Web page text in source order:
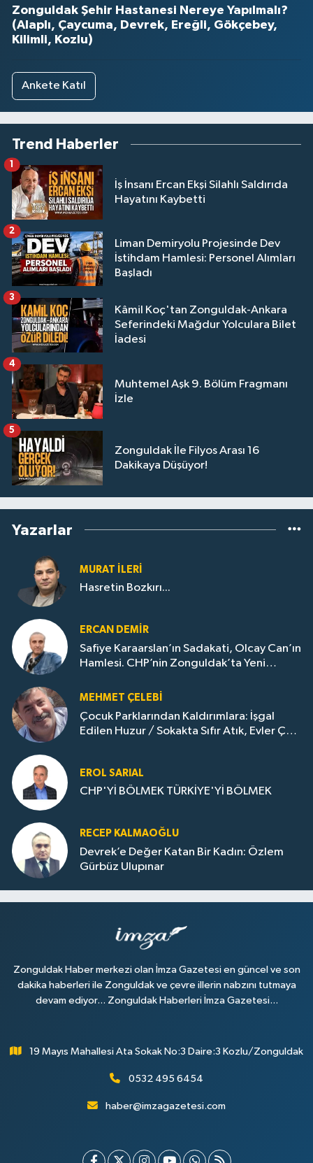
Zonguldak Şehir Hastanesi Nereye Yapılmalı?
(Alaplı, Çaycuma, Devrek, Ereğli, Gökçebey,
Kilimli, Kozlu)
Ankete Katıl
Trend Haberler
İş İnsanı Ercan Ekşi Silahlı Saldırıda
Hayatını Kaybetti
1
Liman Demiryolu Projesinde Dev
İstihdam Hamlesi: Personel Alımları
Başladı
2
Kâmil Koç'tan Zonguldak-Ankara
Seferindeki Mağdur Yolculara Bilet
İadesi
3
Muhtemel Aşk 9. Bölüm Fragmanı
İzle
4
Zonguldak İle Filyos Arası 16
Dakikaya Düşüyor!
5
Yazarlar
MURAT İLERI
Hasretin Bozkırı...
ERCAN DEMIR
Safiye Karaarslan’ın Sadakati, Olcay Can’ın
Hamlesi. CHP’nin Zonguldak’ta Yeni
MEHMET ÇELEBI
Çocuk Parklarından Kaldırımlara: İşgal
Edilen Huzur / Sokakta Sıfır Atık, Evler Çöp
EROL SARIAL
CHP'Yİ BÖLMEK TÜRKİYE'Yİ BÖLMEK
RECEP KALMAOĞLU
Devrek’e Değer Katan Bir Kadın: Özlem
Gürbüz Ulupınar
Zonguldak Haber merkezi olan İmza Gazetesi en güncel ve son
dakika haberleri ile Zonguldak ve çevre illerin nabzını tutmaya
devam ediyor... Zonguldak Haberleri İmza Gazetesi...
19 Mayıs Mahallesi Ata Sokak No:3 Daire:3 Kozlu/Zonguldak
0532 495 6454
haber@imzagazetesi.com